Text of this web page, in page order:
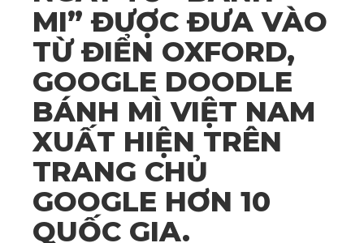
MI” ĐƯỢC ĐƯA VÀO
TỪ ĐIỂN OXFORD,
GOOGLE DOODLE
BÁNH MÌ VIỆT NAM
XUẤT HIỆN TRÊN
TRANG CHỦ
GOOGLE HƠN 10
QUỐC GIA.